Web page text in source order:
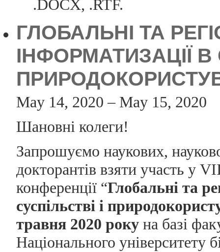
.DOCX, .RTF.
ГЛОБАЛЬНІ ТА
ІНФОРМАТИЗАЦІЇ В
May 14, 2020 – May 15, 2020
Шановні колеги!
Запрошуємо наукових,
докторантів взяти участь у
конференції “Глобальні та
суспільстві і
травня 2020 року на базі
Національного університету